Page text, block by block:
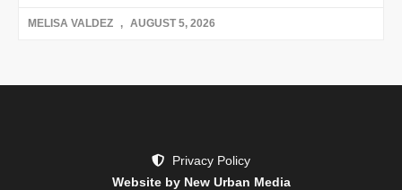
MELISA VALDEZ AUGUST 5, 2026
Privacy Policy
Website by New Urban Media